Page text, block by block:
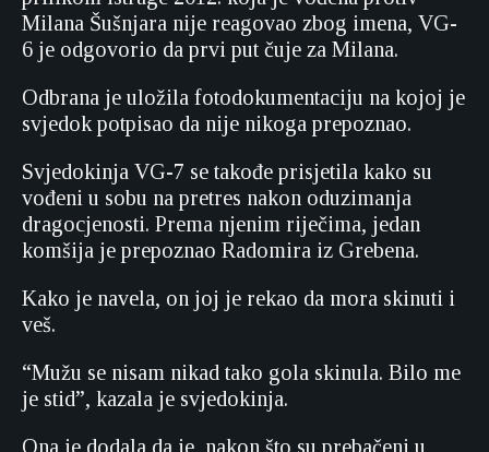
Milana Šušnjara nije reagovao zbog imena, VG-
6 je odgovorio da prvi put čuje za Milana.
Odbrana je uložila fotodokumentaciju na kojoj je
svjedok potpisao da nije nikoga prepoznao.
Svjedokinja VG-7 se takođe prisjetila kako su
vođeni u sobu na pretres nakon oduzimanja
dragocjenosti. Prema njenim riječima, jedan
komšija je prepoznao Radomira iz Grebena.
Kako je navela, on joj je rekao da mora skinuti i
veš.
“Mužu se nisam nikad tako gola skinula. Bilo me
je stid”, kazala je svjedokinja.
Ona je dodala da je, nakon što su prebačeni u